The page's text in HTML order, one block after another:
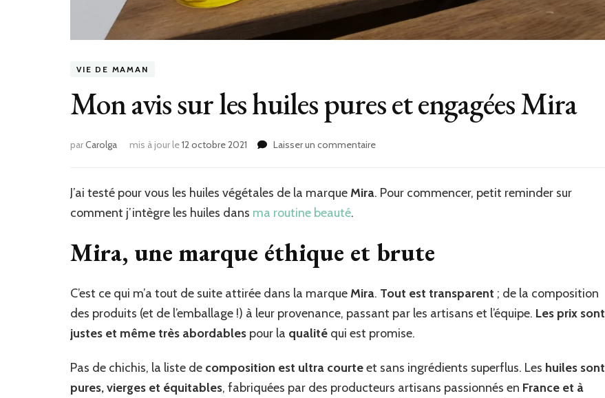
VIE DE MAMAN
Mon avis sur les huiles pures et engagées Mira
parCarolga mis à jour le12 octobre 2021 Laisser un commentaire
sur
et
engagées
J’ai testé pour vous les huiles végétales de la marqueMira. Pour commencer, petit reminder sur
comment j’intègre les huiles dans ma routine beauté.
Mira, une marque éthique et brute
C’est ce qui m’a tout de suite attirée dans la marqueMira. Tout est transparent ; de la composition
des produits (et de l’emballage !) à leur provenance, passant par les artisans et l’équipe. Les prix sont
justes et même très abordables pour la qualité qui est promise.
Pas de chichis, la liste de composition est ultra courteet sans ingrédients superflus. Les huiles sont
pures, vierges et équitables, fabriquées par des producteurs artisans passionnés en France et à